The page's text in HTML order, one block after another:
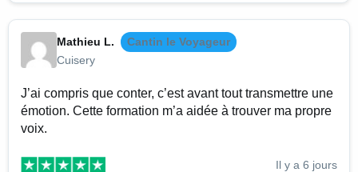
Mathieu L.
Cantin le Voyageur
Cuisery
J’ai compris que conter, c’est avant tout transmettre une
émotion. Cette formation m’a aidée à trouver ma propre
voix.
Il y a 6 jours